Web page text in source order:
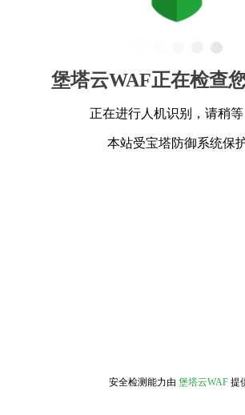
堡塔云WAF正在检查
正在进行人机识别，请稍
本站受宝塔防御系统保
安全检测能力由 堡塔云WAF 提